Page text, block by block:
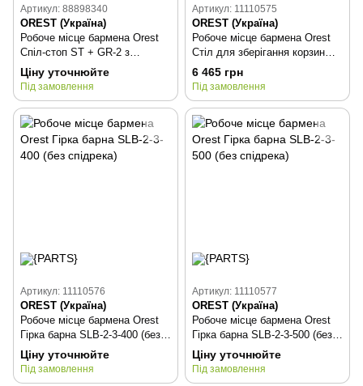
Артикул: 88898340
OREST (Україна)
Робоче місце бармена Orest
Спіл-стоп ST + GR-2 з
омивачем келихів і зливом
Ціну уточнюйте
Під замовлення
Артикул: 11110575
OREST (Україна)
Робоче місце бармена Orest
Стіл для зберігання корзин
посудомийної машини ВМ-2-2
6 465 грн
Під замовлення
Артикул: 11110576
OREST (Україна)
Робоче місце бармена Orest
Гірка барна SLB-2-3-400 (без
спідрека)
Ціну уточнюйте
Під замовлення
Артикул: 11110577
OREST (Україна)
Робоче місце бармена Orest
Гірка барна SLB-2-3-500 (без
спідрека)
Ціну уточнюйте
Під замовлення